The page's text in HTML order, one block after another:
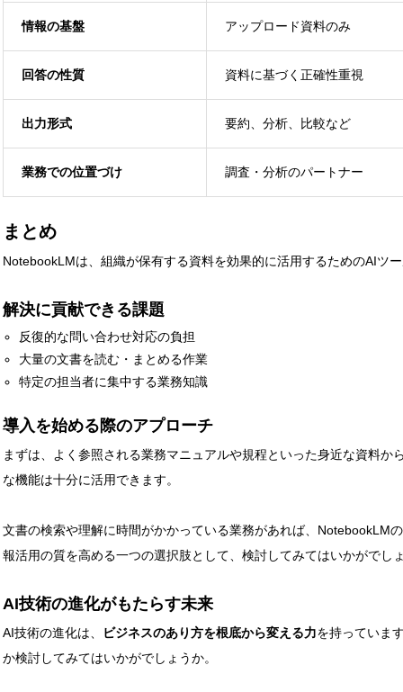
情報の基盤 アップロード資料のみ
回答の性質 資料に基づく正確性重視
出力形式 要約、分析、比較など
業務での位置づけ 調査・分析のパートナー
まとめ
NotebookLMは、組織が保有する資料を効果的に活用するためのAIツ
解決に貢献できる課題
反復的な問い合わせ対応の負担
大量の文書を読む・まとめる作業
特定の担当者に集中する業務知識
導入を始める際のアプローチ
まずは、よく参照される業務マニュアルや規程といった身近な資料
な機能は十分に活用できます。
文書の検索や理解に時間がかかっている業務があれば、NotebookLM
報活用の質を高める一つの選択肢として、検討してみてはいかがでし
AI技術の進化がもたらす未来
AI技術の進化は、 ビジネスのあり方を根底から変える力を持っていま
か検討してみてはいかがでしょうか。